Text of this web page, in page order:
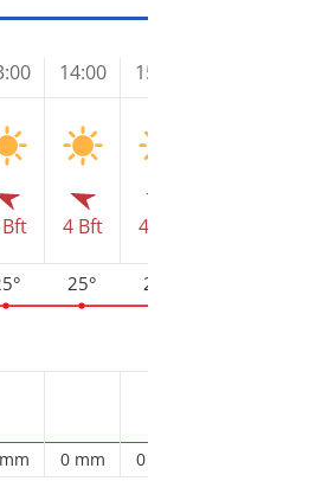
14:00
4 Bft
25°
0 mm
15:00
4 Bft
25°
0 mm